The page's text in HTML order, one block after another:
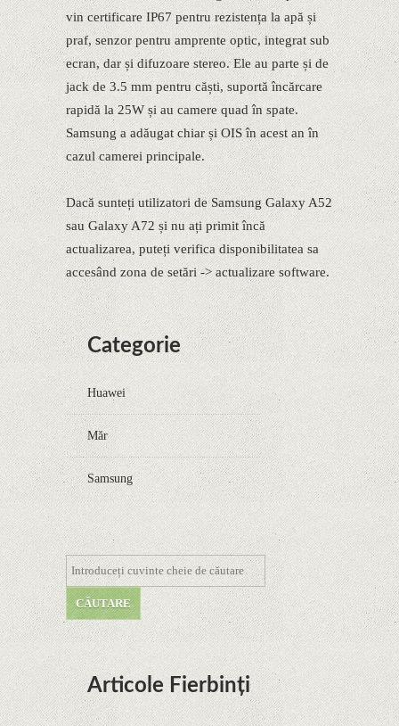
vin certificare IP67 pentru rezistența la apă și
praf, senzor pentru amprente optic, integrat sub
ecran, dar și difuzoare stereo. Ele au parte și de
jack de 3.5 mm pentru căști, suportă încărcare
rapidă la 25W și au camere quad în spate.
Samsung a adăugat chiar și OIS în acest an în
cazul camerei principale.
Dacă sunteți utilizatori de Samsung Galaxy A52
sau Galaxy A72 și nu ați primit încă
actualizarea, puteți verifica disponibilitatea sa
accesând zona de setări -> actualizare software.
Categorie
Huawei
Măr
Samsung
Articole Fierbinți